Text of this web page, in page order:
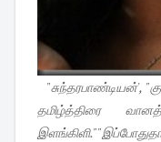
"சுந்தரபாண்டியன்',
தமிழ்த்திரை